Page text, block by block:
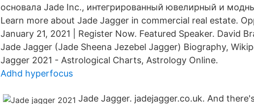
основала Jade Inc., интегрированный ювелирный и
Learn more about Jade Jagger in commercial real estate.
January 21, 2021 | Register Now. Featured Speaker. David
Jade Jagger (Jade Sheena Jezebel Jagger) Biography,
Jagger 2021 - Astrological Charts, Astrology Online.
Adhd hyperfocus
Jade Jagger. jadejagger.co.uk. And